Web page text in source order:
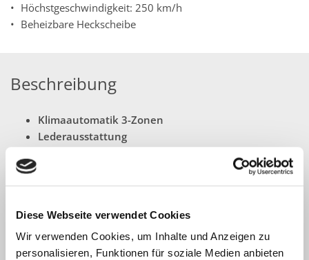
Diese Webseite verwendet Cookies
Wir verwenden Cookies, um Inhalte und Anzeigen zu
personalisieren, Funktionen für soziale Medien anbieten
Höchstgeschwindigkeit: 250 km/h
Beheizbare Heckscheibe
Beschreibung
Klimaautomatik 3-Zonen
Lederausstattung
Adaptive Geschwindigkeitsregelung
Memory
Digitales Cockpit
Dynamische Fahrwerksregelung